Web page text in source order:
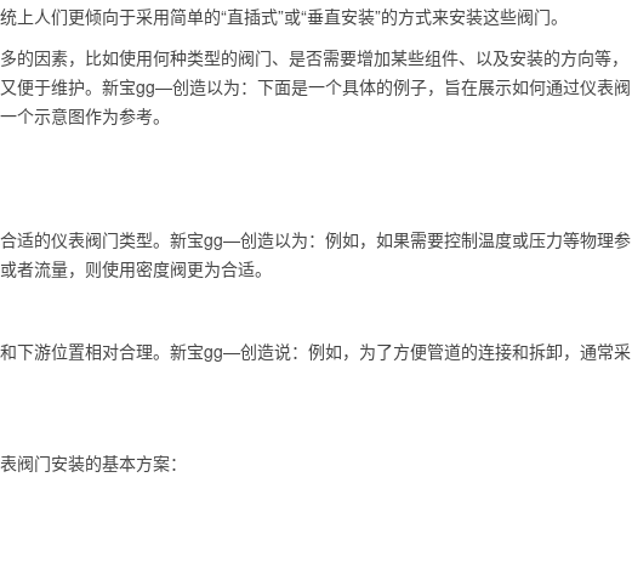
人们更倾向于采用简单的“直插式”或“垂直安装”的方式来安装这些阀门。
的因素，比如使用何种类型的阀门、是否需要增加某些组件、以及安装的方向等，
便于维护。新宝gg—创造以为：下面是一个具体的例子，旨在展示如何通过仪表阀
个示意图作为参考。
适的仪表阀门类型。新宝gg—创造以为：例如，如果需要控制温度或压力等物理参
者流量，则使用密度阀更为合适。
下游位置相对合理。新宝gg—创造说：例如，为了方便管道的连接和拆卸，通常采
阀门安装的基本方案：